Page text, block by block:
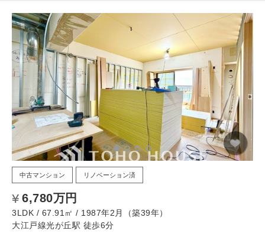
中古マンション リノベーション済
6,780万円
3LDK / 67.91㎡ / 1987年2月（築39年）
大江戸線光が丘駅 徒歩6分